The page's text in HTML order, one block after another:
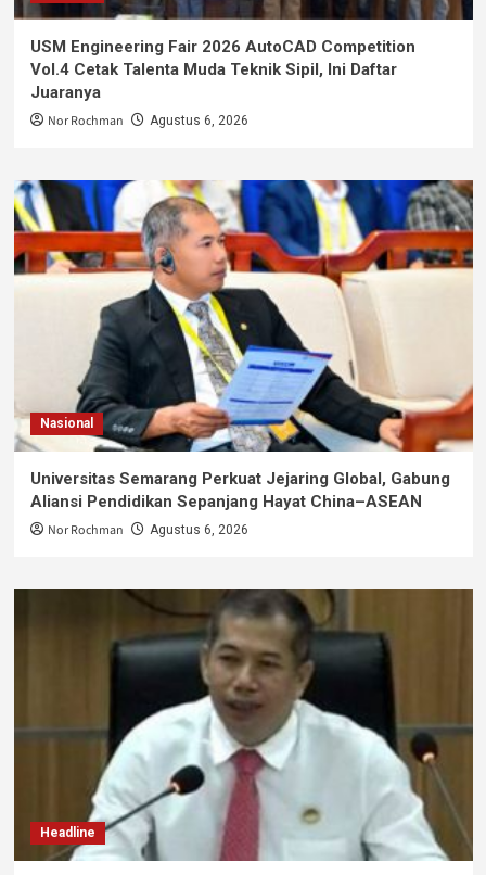
USM Engineering Fair 2026 AutoCAD Competition
Vol.4 Cetak Talenta Muda Teknik Sipil, Ini Daftar
Juaranya
Nor Rochman Agustus 6, 2026
Nasional
Universitas Semarang Perkuat Jejaring Global, Gabung
Aliansi Pendidikan Sepanjang Hayat China–ASEAN
Nor Rochman Agustus 6, 2026
Headline